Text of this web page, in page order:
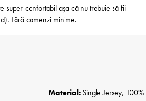
super-confortabil așa că nu trebuie să fii
Fără comenzi minime.
Material:Single Jersey, 100%